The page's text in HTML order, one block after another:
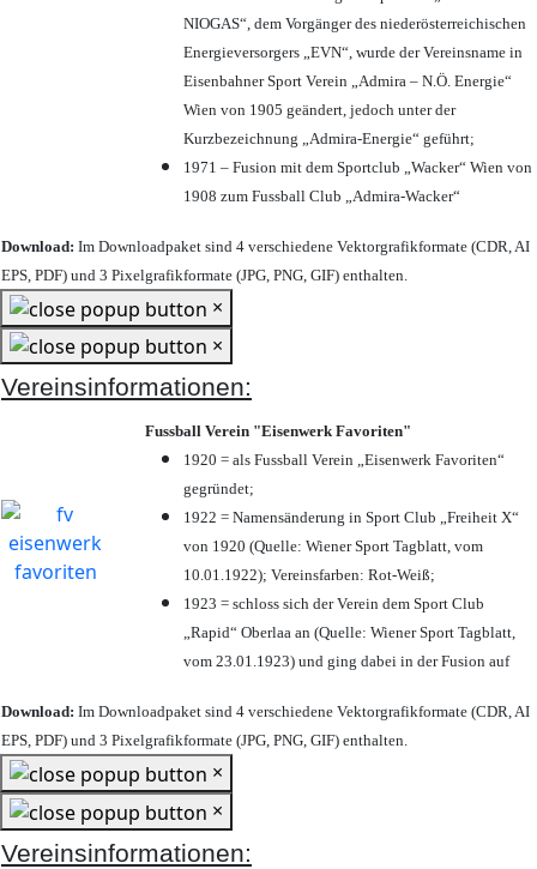
NIOGAS“, dem Vorgänger des niederösterreichischen
Energieversorgers „EVN“, wurde der Vereinsname in
Eisenbahner Sport Verein „Admira – N.Ö. Energie“
Wien von 1905 geändert, jedoch unter der
Kurzbezeichnung „Admira-Energie“ geführt;
1971 – Fusion mit dem Sportclub „Wacker“ Wien von
1908 zum Fussball Club „Admira-Wacker“
Download: Im Downloadpaket sind 4 verschiedene Vektorgrafikformate (CDR, AI
EPS, PDF) und 3 Pixelgrafikformate (JPG, PNG, GIF) enthalten.
×
×
Vereinsinformationen:
Fussball Verein "Eisenwerk Favoriten"
1920 = als Fussball Verein „Eisenwerk Favoriten“
gegründet;
1922 = Namensänderung in Sport Club „Freiheit X“
von 1920 (Quelle: Wiener Sport Tagblatt, vom
10.01.1922); Vereinsfarben: Rot-Weiß;
1923 = schloss sich der Verein dem Sport Club
„Rapid“ Oberlaa an (Quelle: Wiener Sport Tagblatt,
vom 23.01.1923) und ging dabei in der Fusion auf
Download: Im Downloadpaket sind 4 verschiedene Vektorgrafikformate (CDR, AI
EPS, PDF) und 3 Pixelgrafikformate (JPG, PNG, GIF) enthalten.
×
×
Vereinsinformationen: